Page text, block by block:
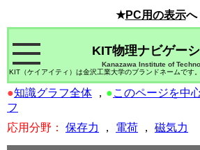
★PC用の表示へ
Kanazawa Institute of
KIT物理ナビゲー
KIT（ケイアイティ）は金沢工業大学のブランドネームです。
●知識グラフ全体 ， ●このページを中
フ
応用分野：
保存力 ， 電荷 ， 磁気力